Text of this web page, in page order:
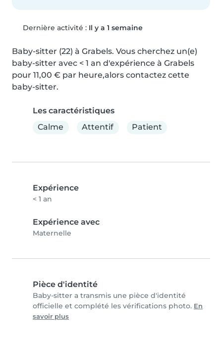
Dernière activité : Il y a 1 semaine
Baby-sitter (22) à Grabels. Vous cherchez un(e)
baby-sitter avec < 1 an d'expérience à Grabels
pour 11,00 € par heure,alors contactez cette
baby-sitter.
Les caractéristiques
Calme
Attentif Patient
Expérience
< 1 an
Expérience avec
Maternelle
Pièce d'identité
Baby-sitter a transmis une pièce d'identité
officielle et complété les vérifications photo. En
savoir plus